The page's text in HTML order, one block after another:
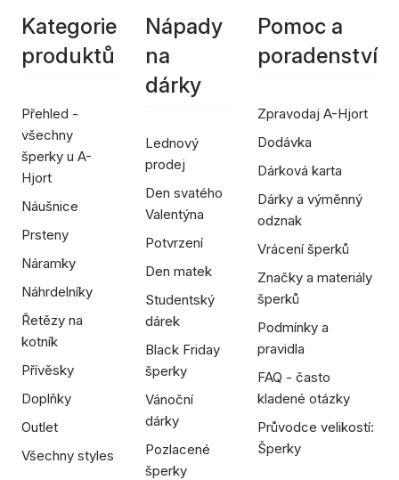
Kategorie
produktů
Přehled -
všechny
šperky u A-
Hjort
Náušnice
Prsteny
Náramky
Náhrdelníky
Řetězy na
kotník
Přívěsky
Doplňky
Outlet
Všechny styles
Nápady
na
dárky
Lednový
prodej
Den svatého
Valentýna
Potvrzení
Den matek
Studentský
dárek
Black Friday
šperky
Vánoční
dárky
Pozlacené
šperky
Pomoc a
poradenství
Zpravodaj A-Hjort
Dodávka
Dárková karta
Dárky a výměnný
odznak
Vrácení šperků
Značky a materiály
šperků
Podmínky a
pravidla
FAQ - často
kladené otázky
Průvodce velikostí:
Šperky